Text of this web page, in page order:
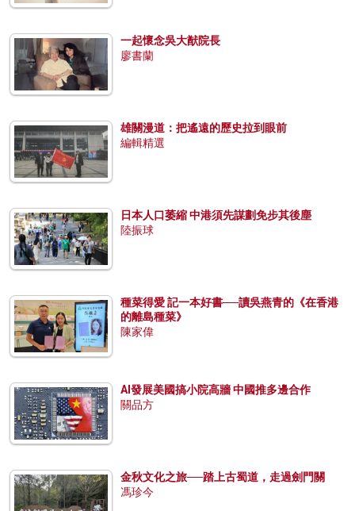
一起懷念吳大猷院長
廖書蘭
雄關漫道：把遙遠的歷史拉到眼前
編輯精選
日本人口萎縮 中港須先謀劃免步其後塵
陸振球
種菜得愛 記一本好書──讀吳燕青的《在香港
的離島種菜》
陳家偉
AI發展美國搞小院高牆 中國推多邊合作
關品方
金秋文化之旅──踏上古蜀道，走過劍門關
馮珍今